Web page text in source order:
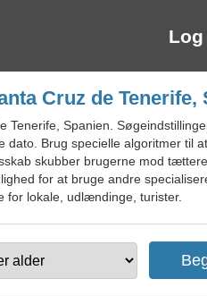
Cruz de Tenerife,
Spanien.
Brug specielle algoritmer til
skubber brugerne mod
for at bruge andre
for lokale, udlændinge, turister.